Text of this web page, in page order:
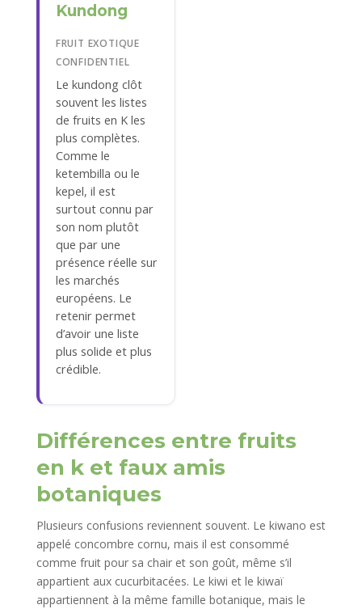
Kundong
FRUIT EXOTIQUE
CONFIDENTIEL
Le kundong clôt
souvent les listes
de fruits en K les
plus complètes.
Comme le
ketembilla ou le
kepel, il est
surtout connu par
son nom plutôt
que par une
présence réelle sur
les marchés
européens. Le
retenir permet
d’avoir une liste
plus solide et plus
crédible.
Différences entre fruits
en k et faux amis
botaniques
Plusieurs confusions reviennent souvent. Le kiwano est
appelé concombre cornu, mais il est consommé
comme fruit pour sa chair et son goût, même s’il
appartient aux cucurbitacées. Le kiwi et le kiwaï
appartiennent à la même famille botanique, mais le